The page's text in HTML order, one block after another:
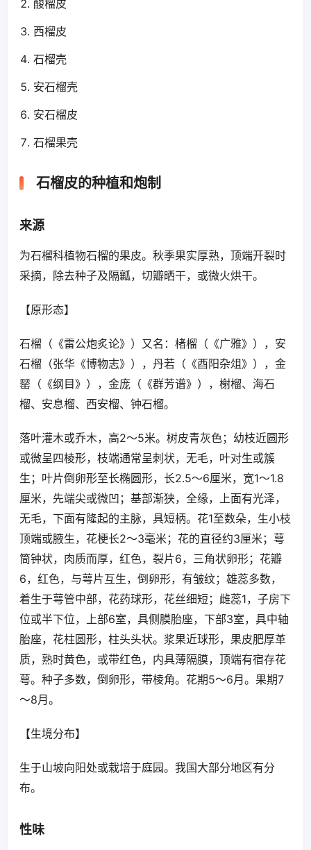
酸榴皮
西榴皮
石榴壳
安石榴壳
安石榴皮
石榴果壳
石榴皮的种植和炮制
来源
为石榴科植物石榴的果皮。秋季果实厚熟，顶端开裂时
采摘，除去种子及隔瓤，切瓣晒干，或微火烘干。
【原形态】
石榴（《雷公炮炙论》）又名：楮榴（《广雅》），安
石榴（张华《博物志》），丹若（《酉阳杂俎》），金
罂（《纲目》），金庞（《群芳谱》），榭榴、海石
榴、安息榴、西安榴、钟石榴。
落叶灌木或乔木，高2～5米。树皮青灰色；幼枝近圆形
或微呈四棱形，枝端通常呈刺状，无毛，叶对生或簇
生；叶片倒卵形至长椭圆形，长2.5～6厘米，宽1～1.8
厘米，先端尖或微凹；基部渐狭，全缘，上面有光泽，
无毛，下面有隆起的主脉，具短柄。花1至数朵，生小枝
顶端或腋生，花梗长2～3毫米；花的直径约3厘米；萼
筒钟状，肉质而厚，红色，裂片6，三角状卵形；花瓣
6，红色，与萼片互生，倒卵形，有皱纹；雄蕊多数，
着生于萼管中部，花药球形，花丝细短；雌蕊1，子房下
位或半下位，上部6室，具侧膜胎座，下部3室，具中轴
胎座，花柱圆形，柱头头状。浆果近球形，果皮肥厚革
质，熟时黄色，或带红色，内具薄隔膜，顶端有宿存花
萼。种子多数，倒卵形，带棱角。花期5～6月。果期7
～8月。
【生境分布】
生于山坡向阳处或栽培于庭园。我国大部分地区有分
布。
性味